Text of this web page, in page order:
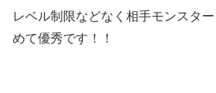
レベル制限などなく相手モンスタ
めて優秀です！！